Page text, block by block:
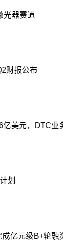
光器赛道
财报公布
亿美元，DTC业
划
亿元级B+轮融